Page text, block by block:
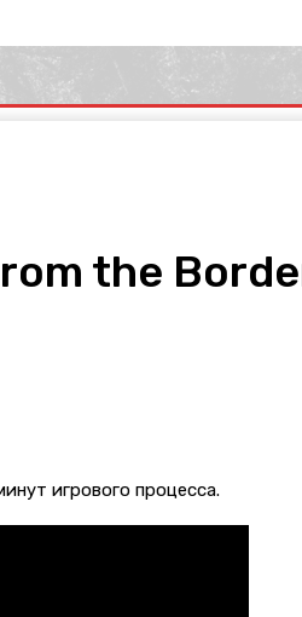
the
игрового процесса.